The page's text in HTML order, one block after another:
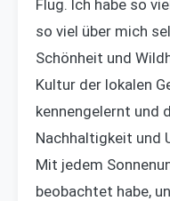
Flug. Ich habe so
so viel über mich
Schönheit und
Kultur der lokalen
kennengelernt und
Nachhaltigkeit und
Mit jedem
beobachtet habe,